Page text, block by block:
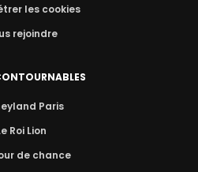
les cookies
rejoindre
Paris
Roi Lion
de chance